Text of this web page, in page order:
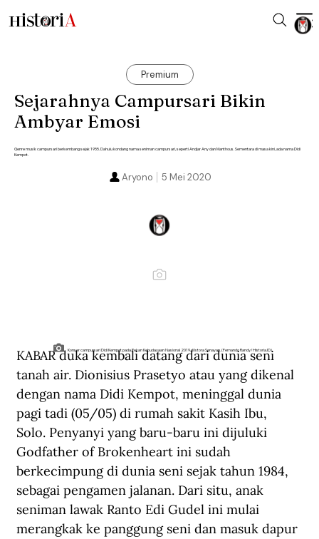
Premium
Sejarahnya Campursari Bikin
Ambyar Emosi
Genre musik campursari berkembang sejak 1955. Dahulu kondang nama seniman campursari, seperti Andjar Any dan Manthous. Sementara di masa kini, ada nama Didi
Kempot.
5 Mei 2020
Aryono
Konser campursari Didi Kempot pada Pekan Kebudayaan Nasional 2019 di Istora Senayan. (Fernando Randy/Historia.ID).
KABAR duka kembali datang dari dunia seni
tanah air. Dionisius Prasetyo atau yang dikenal
dengan nama Didi Kempot, meninggal dunia
pagi tadi (05/05) di rumah sakit Kasih Ibu,
Solo. Penyanyi yang baru-baru ini dijuluki
Godfather of Brokenheart ini sudah
berkecimpung di dunia seni sejak tahun 1984,
sebagai pengamen jalanan. Dari situ, anak
seniman lawak Ranto Edi Gudel ini mulai
merangkak ke panggung seni dan masuk dapur